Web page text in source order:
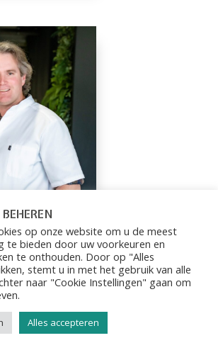
op onze website om u de meest
te bieden door uw voorkeuren en
te onthouden. Door op "Alles
stemt u in met het gebruik van alle
naar "Cookie Instellingen" gaan om
Alles accepteren